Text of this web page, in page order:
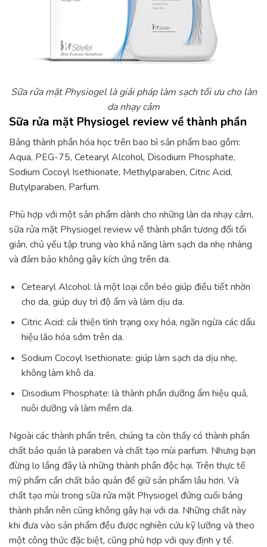
Sữa rửa mặt Physiogel là giải pháp làm sạch tối ưu cho làn
da nhạy cảm
Sữa rửa mặt Physiogel review về thành phần
Bảng thành phần hóa học trên bao bì sản phẩm bao gồm:
Aqua, PEG-75, Cetearyl Alcohol, Disodium Phosphate,
Sodium Cocoyl Isethionate, Methylparaben, Citric Acid,
Butylparaben, Parfum.
Phù hợp với một sản phẩm dành cho những làn da nhạy cảm,
sữa rửa mặt Physiogel review về thành phần tương đối tối
giản, chủ yếu tập trung vào khả năng làm sạch da nhẹ nhàng
và đảm bảo không gây kích ứng trên da.
Cetearyl Alcohol: là một loại cồn béo giúp điều tiết nhờn
cho da, giúp duy trì độ ẩm và làm dịu da.
Citric Acid: cải thiện tình trạng oxy hóa, ngăn ngừa các dấu
hiệu lão hóa sớm trên da.
Sodium Cocoyl Isethionate: giúp làm sạch da dịu nhẹ,
không làm khô da.
Disodium Phosphate: là thành phần dưỡng ẩm hiệu quả,
nuôi dưỡng và làm mềm da.
Ngoài các thành phần trên, chúng ta còn thấy có thành phần
chất bảo quản là paraben và chất tạo mùi parfum. Nhưng bạn
đừng lo lắng đây là những thành phần độc hại. Trên thực tế
mỹ phẩm cần chất bảo quản để giữ sản phẩm lâu hơn. Và
chất tạo mùi trong sữa rửa mặt Physiogel đứng cuối bảng
thành phần nên cũng không gây hại với da. Những chất này
khi đưa vào sản phẩm đều được nghiên cứu kỹ lưỡng và theo
một công thức đặc biệt, cũng phù hợp với quy định y tế.